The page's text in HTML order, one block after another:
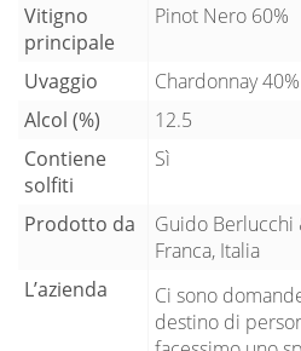
Vitigno
principale
Pinot Nero 60%
Uvaggio
Chardonnay 40%
Alcol (%)
12.5
Contiene
solfiti
Sì
Prodotto da
Guido Berlucchi
Franca, Italia
L’azienda
Ci sono
destino di